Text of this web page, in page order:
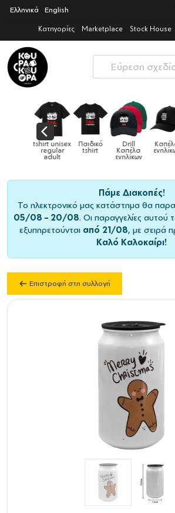
Ελληνικά English
Κατηγορίες Marketplace Stock House
Drill
Καπέλα
ενηλίκων
Καπέλα
ενηλίκων
Καπέλα
παιδικά
Πάμε Διακοπές!
Το ηλεκτρονικό μας κατάστημα θα
05/08 – 20/08. Οι παραγγελίες αυτού
εξυπηρετούνται από 21/08, με σειρά
Καλό Καλοκαίρι!
Επιστροφή στη συλλογή